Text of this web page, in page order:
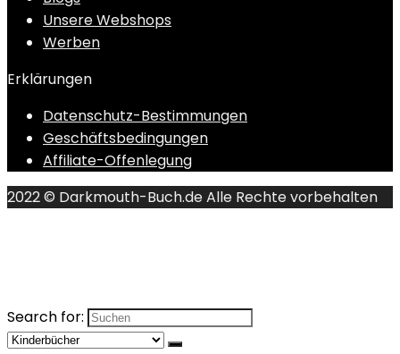
Unsere Webshops
Werben
Erklärungen
Datenschutz-Bestimmungen
Geschäftsbedingungen
Affiliate-Offenlegung
2022 © Darkmouth-Buch.de Alle Rechte vorbehalten
Search for: